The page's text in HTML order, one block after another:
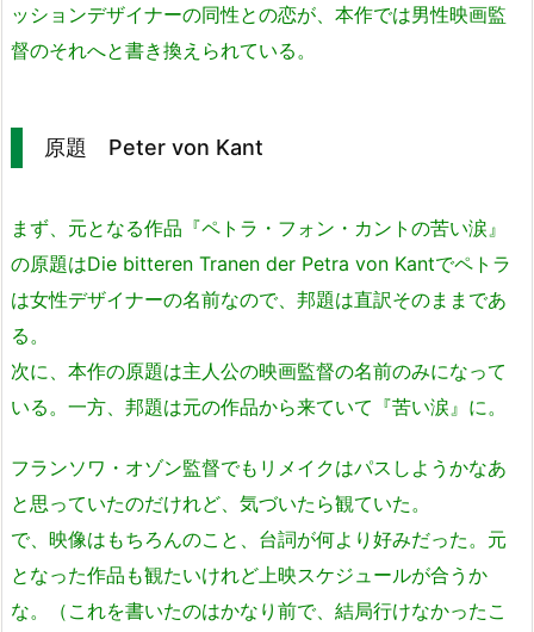
ッションデザイナーの同性との恋が、本作では男性映画監
督のそれへと書き換えられている。
原題 Peter von Kant
まず、元となる作品『ペトラ・フォン・カントの苦い涙』
の原題はDie bitteren Tranen der Petra von Kantでペトラ
は女性デザイナーの名前なので、邦題は直訳そのままであ
る。
次に、本作の原題は主人公の映画監督の名前のみになって
いる。一方、邦題は元の作品から来ていて『苦い涙』に。
フランソワ・オゾン監督でもリメイクはパスしようかなあ
と思っていたのだけれど、気づいたら観ていた。
で、映像はもちろんのこと、台詞が何より好みだった。元
となった作品も観たいけれど上映スケジュールが合うか
な。（これを書いたのはかなり前で、結局行けなかったこ